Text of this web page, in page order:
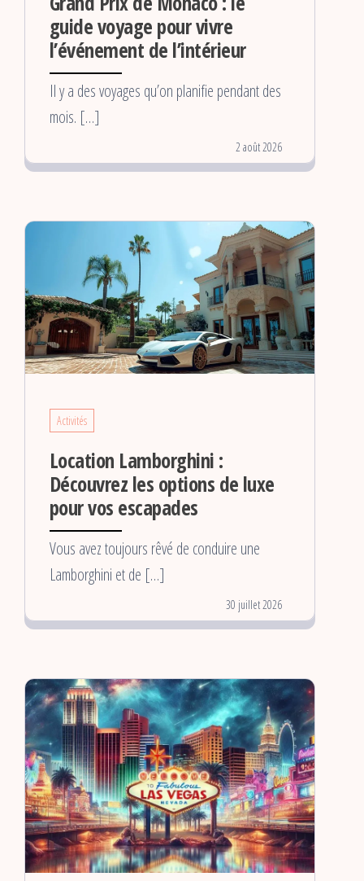
guide voyage pour vivre
l’événement de l’intérieur
Il y a des voyages qu’on planifie pendant des
mois. […]
2 août 2026
Activités
Location Lamborghini :
Découvrez les options de luxe
pour vos escapades
Vous avez toujours rêvé de conduire une
Lamborghini et de […]
30 juillet 2026